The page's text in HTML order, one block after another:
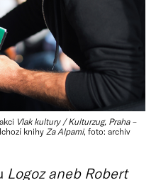
Vlak kultury / Kulturzug, Praha –
knihy Za Alpami, foto: archiv
Logoz aneb Robert